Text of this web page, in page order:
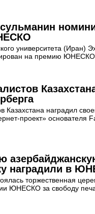
университета (Иран)
на премию ЮНЕСКО.
Казахстана наградил
проект» основателя
наградили в
торжественная
ЮНЕСКО за свободу